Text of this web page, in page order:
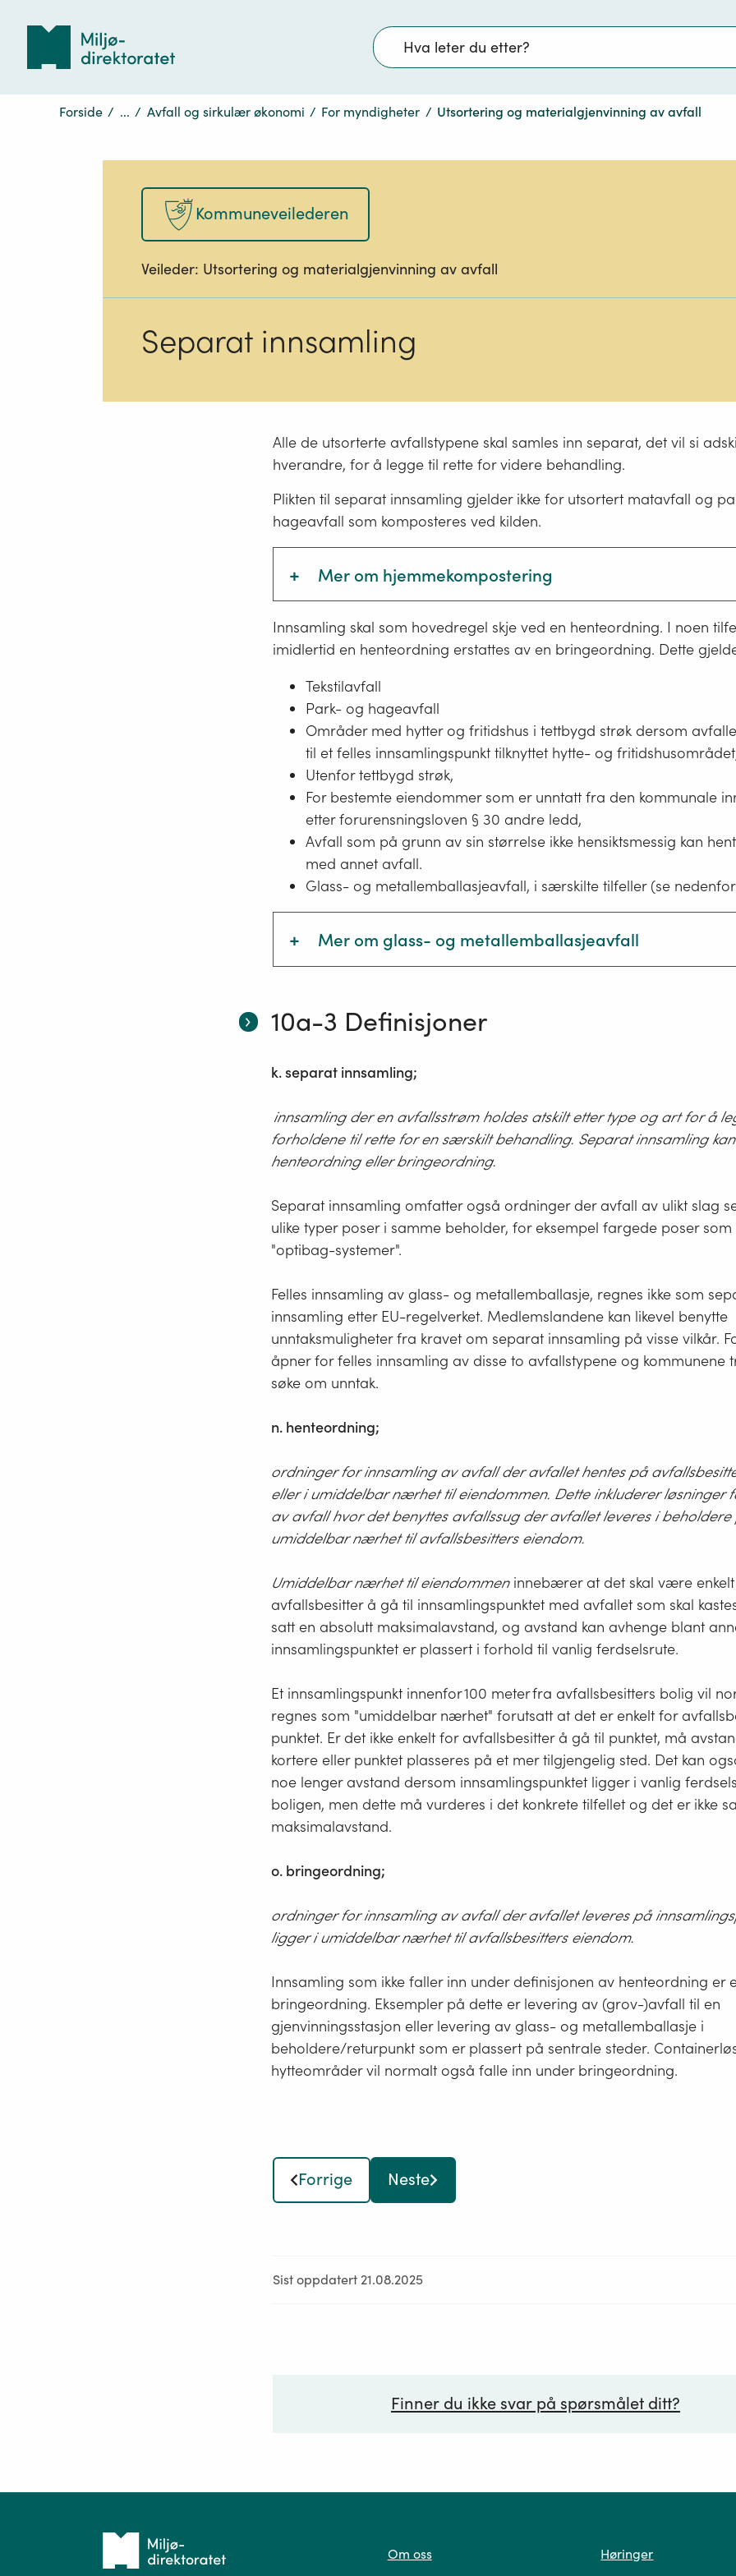
Søk
Forside / ... / Avfall og sirkulær økonomi / For myndigheter / Utsortering og materialgjenvinning av avfall
Kommuneveilederen
Veileder: Utsortering og materialgjenvinning av avfall
Separat innsamling
Alle de utsorterte avfallstypene skal samles inn separat, det vil si
hverandre, for å legge til rette for videre behandling.
Plikten til separat innsamling gjelder ikke for utsortert matavfall og
hageavfall som komposteres ved kilden.
+ Mer om hjemmekompostering
Hjemmekompostering av mat- og hageavfall må skje på en
forsvarlig måte og ikke føre til forsøpling. Det er stadig økt
bionedbrytbare produkter. Disse produktene, slik som
norske forhold og vi anbefaler derfor ikke at disse brukes i
hjemmekompostering.
Det kan i tillegg være lurt å informere husholdninger som
hjemmekomposterer mat- og v hageavfall om Mattilsynets
dette.
Privat kompostering og bokashi – hva har du lov til å gjøre
Mattilsynet
Innsamling skal som hovedregel skje ved en henteordning. I noen
imidlertid en henteordning erstattes av en bringeordning. Dette
Tekstilavfall
Park- og hageavfall
Områder med hytter og fritidshus i tettbygd strøk dersom
til et felles innsamlingspunkt tilknyttet hytte- og
Utenfor tettbygd strøk,
For bestemte eiendommer som er unntatt fra den kommunale
etter forurensningsloven § 30 andre ledd,
Avfall som på grunn av sin størrelse ikke hensiktsmessig kan
med annet avfall.
Glass- og metallemballasjeavfall, i særskilte tilfeller (se
+ Mer om glass- og metallemballasjeavfall
§ 10a-5 tredje ledd – unntak for krav til henteordning for
For glass- og metallemballasjeavfall kan en henteordning
eiendommen dersom eiendommen har avfallssug eller henting
trafikksikkerhet eller andre omstendigheter.
Dette kan gjelde for eksempel i sentrale byområder hvor det er
få plassert beholdere for glass- og metallemballasje på enkelte
eiendommer, eller vanskelig å komme til med renovasjonsbiler
eller svært trafikkerte gater. Glass- og metallemballasje skal
så nær eiendommene som praktisk mulig, og
benyttes i dag må suppleres med flere. Det vil kunne vurderes
soner skal unntas fra henteordning, siden det kan være lite
å hente kun på få eiendommer inne i en sone hvor de fleste
må ha bringeordning. Intensjonen er at flest mulig husstander
tilgang på en henteordning, uten urimelige kostnader og
10a-3 Definisjoner
k. separat innsamling;
innsamling der en avfallsstrøm holdes atskilt etter type og art for å
forholdene til rette for en særskilt behandling. Separat innsamling
henteordning eller bringeordning.
Separat innsamling omfatter også ordninger der avfall av ulikt slag
ulike typer poser i samme beholder, for eksempel fargede poser som
"optibag-systemer".
Felles innsamling av glass- og metallemballasje, regnes ikke som
innsamling etter EU-regelverket. Medlemslandene kan likevel benytte
unntaksmuligheter fra kravet om separat innsamling på visse vilkår.
åpner for felles innsamling av disse to avfallstypene og kommunene
søke om unntak.
n. henteordning;
ordninger for innsamling av avfall der avfallet hentes på
eller i umiddelbar nærhet til eiendommen. Dette inkluderer løsninger
av avfall hvor det benyttes avfallssug der avfallet leveres i beholdere
umiddelbar nærhet til avfallsbesitters eiendom.
Umiddelbar nærhet til eiendommeninnebærer at det skal være
avfallsbesitter å gå til innsamlingspunktet med avfallet som skal
satt en absolutt maksimalavstand, og avstand kan avhenge blant
innsamlingspunktet er plassert i forhold til vanlig ferdselsrute.
Et innsamlingspunkt innenfor 100 meter fra avfallsbesitters bolig vil
regnes som "umiddelbar nærhet" forutsatt at det er enkelt for
punktet. Er det ikke enkelt for avfallsbesitter å gå til punktet, må
kortere eller punktet plasseres på et mer tilgjengelig sted. Det kan
noe lenger avstand dersom innsamlingspunktet ligger i vanlig
boligen, men dette må vurderes i det konkrete tilfellet og det er ikke
maksimalavstand.
o. bringeordning;
ordninger for innsamling av avfall der avfallet leveres på
ligger i umiddelbar nærhet til avfallsbesitters eiendom.
Innsamling som ikke faller inn under definisjonen av henteordning er
bringeordning. Eksempler på dette er levering av (grov-)avfall til en
gjenvinningsstasjon eller levering av glass- og metallemballasje i
beholdere/returpunkt som er plassert på sentrale steder.
hytteområder vil normalt også falle inn under bringeordning.
Forrige Neste
Sist oppdatert 21.08.2025
Finner du ikke svar på spørsmålet ditt?
Tilbake
Om oss Høringer